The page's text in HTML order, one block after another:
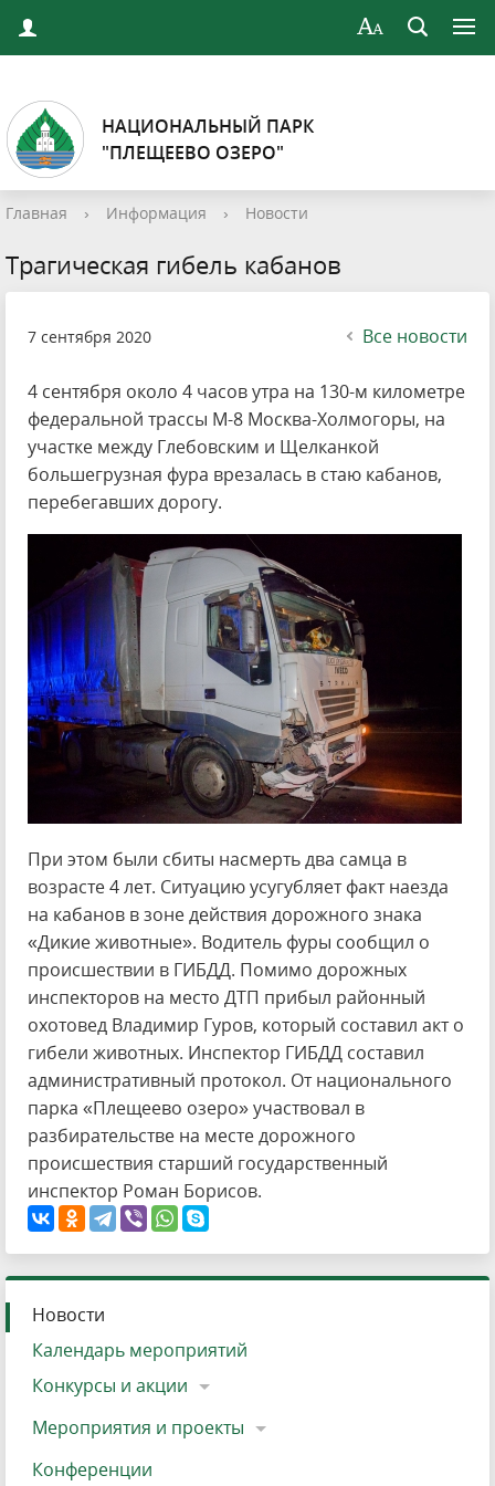
НАЦИОНАЛЬНЫЙ ПАРК
"ПЛЕЩЕЕВО ОЗЕРО"
Главная › Информация › Новости
Трагическая гибель кабанов
7 сентября 2020 Все новости
4 сентября около 4 часов утра на 130-м километре
федеральной трассы М-8 Москва-Холмогоры, на
участке между Глебовским и Щелканкой
большегрузная фура врезалась в стаю кабанов,
перебегавших дорогу.
При этом были сбиты насмерть два самца в
возрасте 4 лет. Ситуацию усугубляет факт наезда
на кабанов в зоне действия дорожного знака
«Дикие животные». Водитель фуры сообщил о
происшествии в ГИБДД. Помимо дорожных
инспекторов на место ДТП прибыл районный
охотовед Владимир Гуров, который составил акт о
гибели животных. Инспектор ГИБДД составил
административный протокол. От национального
парка «Плещеево озеро» участвовал в
разбирательстве на месте дорожного
происшествия старший государственный
инспектор Роман Борисов.
Новости
Календарь мероприятий
Конкурсы и акции
Мероприятия и проекты
Конференции